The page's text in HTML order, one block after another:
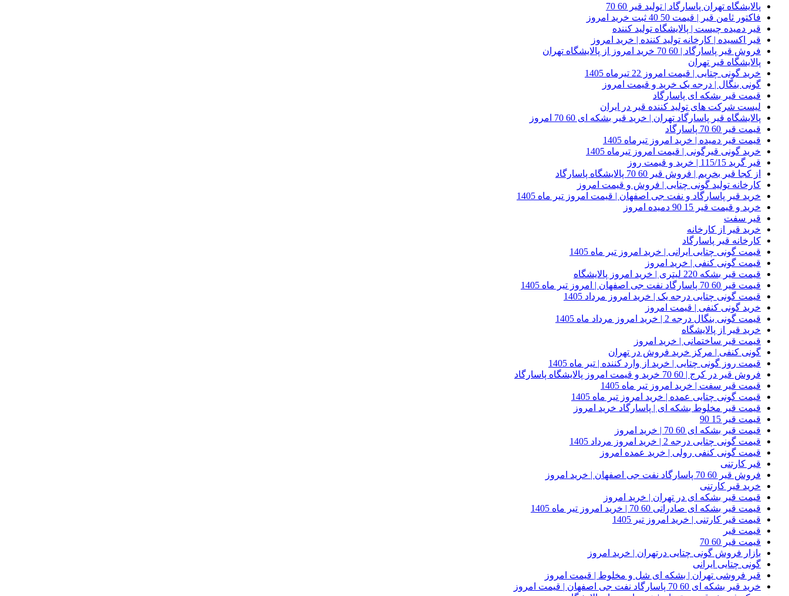
پالایشگاه تهران پاسارگاد | تولید قیر 60 70
فاکتور ثامن قیر | قیمت 50 40 ثبت خرید امروز
قیر دمیده چیست | پالایشگاه تولید کننده
قیر اکسیده | کارخانه تولید کننده | خرید امروز
فروش قیر پاسارگاد | 60 70 خرید امروز از پالایشگاه تهران
پالایشگاه قیر تهران
خرید گونی چتایی | قیمت امروز 22 تیرماه 1405
گونی بنگال | درجه یک خرید و قیمت امروز
قیمت قیر بشکه ای پاسارگاد
لیست شرکت های تولید کننده قیر در ایران
پالایشگاه قیر پاسارگاد تهران | خرید قیر بشکه ای 60 70 امروز
قیمت قیر 60 70 پاسارگاد
قیمت قیر دمیده | خرید امروز تیرماه 1405
خرید گونی قیرگونی | قیمت امروز تیرماه 1405
قیر گرید 115/15 | خرید و قیمت روز
از کجا قیر بخریم | فروش قیر 60 70 پالایشگاه پاسارگاد
کارخانه تولید گونی چتایی | فروش و قیمت امروز
خرید قیر پاسارگاد و نفت جی اصفهان | قیمت امروز تیر ماه 1405
خرید و قیمت قیر 15 90 دمیده امروز
قیر سفت
خرید قیر از کارخانه
کارخانه قیر پاسارگاد
قیمت گونی چتایی ایرانی | خرید امروز تیر ماه 1405
قیمت گونی کنفی | خرید امروز
قیمت قیر بشکه 220 لیتری | خرید امروز پالایشگاه
قیمت قیر 60 70 پاسارگاد نفت جی اصفهان | امروز تیر ماه 1405
قیمت گونی چتایی درجه یک | خرید امروز مرداد 1405
خرید گونی کنفی | قیمت امروز
قیمت گونی بنگال درجه 2 | خرید امروز مرداد ماه 1405
خرید قیر از پالایشگاه
قیمت قیر ساختمانی | خرید امروز
گونی کنفی | مرکز خرید فروش در تهران
قیمت روز گونی چتایی | خرید از وارد کننده | تیر ماه 1405
فروش قیر در کرج | 60 70 خرید و قیمت امروز پالایشگاه پاسارگاد
قیمت قیر سفت | خرید امروز تیر ماه 1405
قیمت گونی چتایی عمده | خرید امروز تیر ماه 1405
قیمت قیر مخلوط بشکه ای | پاسارگاد خرید امروز
قیمت قیر 15 90
قیمت قیر بشکه ای 60 70 | خرید امروز
قیمت گونی چتایی درجه 2 | خرید امروز مرداد 1405
قیمت گونی کنفی رولی | خرید عمده امروز
قیر کارتنی
فروش قیر 60 70 پاسارگاد نفت جی اصفهان | خرید امروز
خرید قیر کارتنی
قیمت قیر بشکه ای در تهران | خرید امروز
قیمت قیر بشکه ای صادراتی 60 70 | خرید امروز تیر ماه 1405
قیمت قیر کارتنی | خرید امروز تیر 1405
قیمت قیر
قیمت قیر 60 70
بازار فروش گونی چتایی درتهران | خرید امروز
گونی چتایی ایرانی
قیر فروشی تهران | بشکه ای شل و مخلوط | قیمت امروز
خرید قیر بشکه ای 60 70 پاسارگاد نفت جی اصفهان | قیمت امروز